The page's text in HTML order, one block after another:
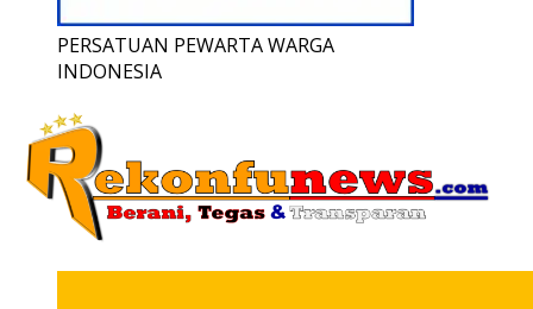
PERSATUAN PEWARTA WARGA
INDONESIA